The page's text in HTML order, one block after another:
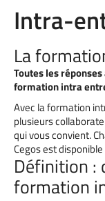
Intra-
La
Toutes les
formation intra
Avec la formation
plusieurs
qui vous convient.
Cegos est
Définition :
formation